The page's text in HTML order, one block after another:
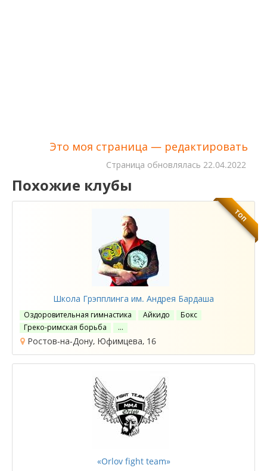
Это моя страница — редактировать
Cтраница обновлялась 22.04.2022
Похожие клубы
ТОП
Школа Грэпплинга им. Андрея Бардаша
Оздоровительная гимнастика Айкидо
Бокс
Греко-римская борьба
…
Ростов-на-Дону, Юфимцева, 16
«Orlov fight team»